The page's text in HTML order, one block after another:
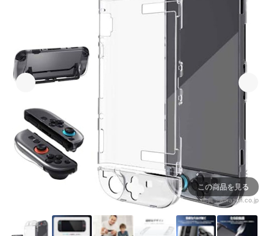
この商品を見る
出典：amazon.co.jp